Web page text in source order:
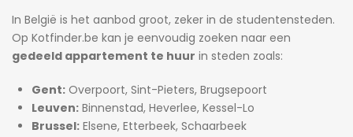
In België is het aanbod groot, zeker in de studentensteden.
Op Kotfinder.be kan je eenvoudig zoeken naar een
gedeeld appartement te huur in steden zoals:
Gent: Overpoort, Sint-Pieters, Brugsepoort
Leuven: Binnenstad, Heverlee, Kessel-Lo
Brussel: Elsene, Etterbeek, Schaarbeek